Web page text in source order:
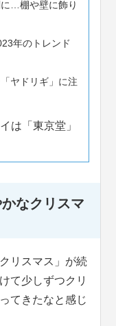
…棚や壁に飾り
年のトレンド
ヤドリギ」に注
は「東京堂」
なクリスマ
リスマス」が続
て少しずつクリ
てきたなと感じ